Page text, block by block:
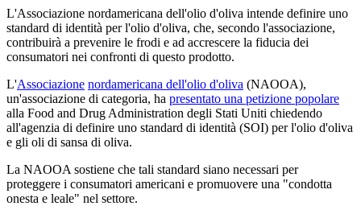
L'Associazione nordamericana dell'olio d'oliva intende definire uno
standard di identità per l'olio d'oliva, che, secondo l'associazione,
contribuirà a prevenire le frodi e ad accrescere la fiducia dei
consumatori nei confronti di questo prodotto.
L'Associazione nordamericana dell'olio d'oliva (NAOOA),
un'associazione di categoria, ha presentato una petizione popolare
alla Food and Drug Administration degli Stati Uniti chiedendo
all'agenzia di definire uno standard di identità (SOI) per l'olio d'oliva
e gli oli di sansa di oliva.
La NAOOA sostiene che tali standard siano necessari per
proteggere i consumatori americani e promuovere una "condotta
onesta e leale" nel settore.